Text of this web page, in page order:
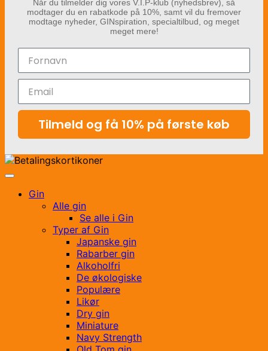
Når du tilmelder dig vores V.I.P-klub (nyhedsbrev), så
modtager du en rabatkode på 10%, samt vil du fremover
modtage nyheder, GINspiration, specialtilbud, og meget
meget mere!
Tilmeld og få 10% på første køb
Gin
Alle gin
Se alle i Gin
Typer af Gin
Japanske gin
Rabarber gin
Alkoholfri
De økologiske
Populære
Likør
Dry gin
Miniature
Navy Strength